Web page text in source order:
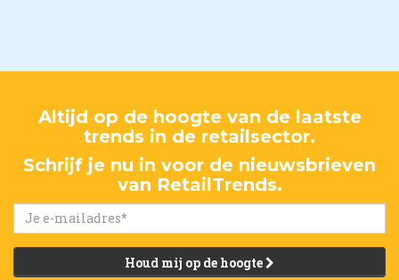
Altijd op de hoogte van de laatste
trends in de retailsector.
Schrijf je nu in voor de nieuwsbrieven
van RetailTrends.
Houd mij op de hoogte